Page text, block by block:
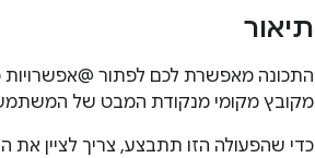
תיאור
התכונה מאפשרת לכם לפתור @אפשרויות
מקובץ מקומי מנקודת המבט של
כדי שהפעולה הזו תתבצע, צריך לציין את